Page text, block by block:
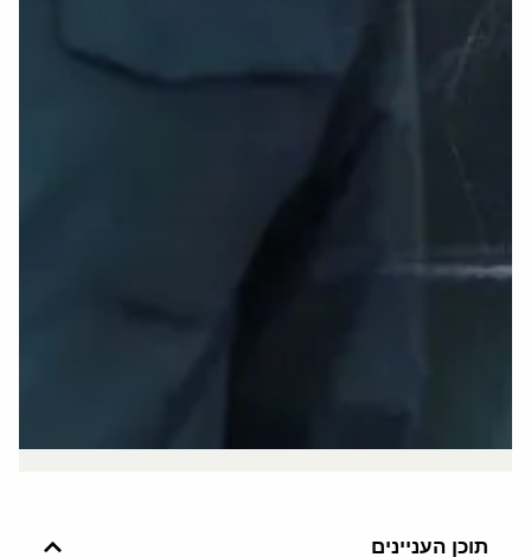
תוכן העניינים